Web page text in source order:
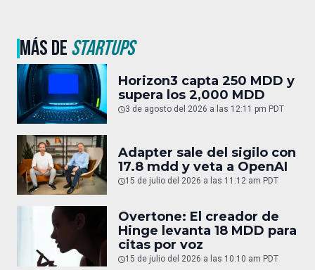
MÁS DESTARTUPS
Horizon3 capta 250 MDD y
supera los 2,000 MDD
3 de agosto del 2026 a las 12:11 pm PDT
Adapter sale del sigilo con
17.8 mdd y veta a OpenAI
15 de julio del 2026 a las 11:12 am PDT
Overtone: El creador de
Hinge levanta 18 MDD para
citas por voz
15 de julio del 2026 a las 10:10 am PDT